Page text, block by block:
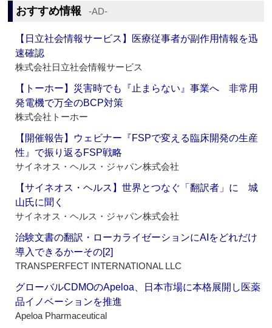
おすすめ情報 ‐AD‐
【日立社会情報サービス】医療従事者が副作用情報を迅
速確認
株式会社日立社会情報サービス
【トーホー】災害時でも『止まらない』事業へ 非常用
発電機で万全のBCP対策
株式会社トーホー
【開催報告】ウェビナー『FSPで変える臨床開発の生産
性』で振り返るFSP戦略
サイネオス・ヘルス・ジャパン株式会社
【サイネオス・ヘルス】世界とつなぐ「翻訳者」に 城
山氏に聞く
サイネオス・ヘルス・ジャパン株式会社
治験文書の翻訳・ローカライゼーションにAIをどれだけ
導入できるかーその[2]
TRANSPERFECT INTERNATIONAL LLC
グローバルCDMOのApeloa、日本市場に本格展開し医薬
品イノベーションを推進
Apeloa Pharmaceutical